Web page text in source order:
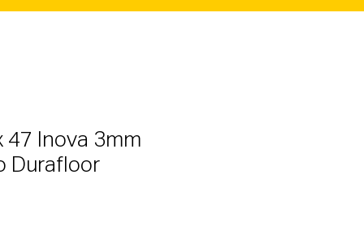
47 Inova 3mm
Durafloor